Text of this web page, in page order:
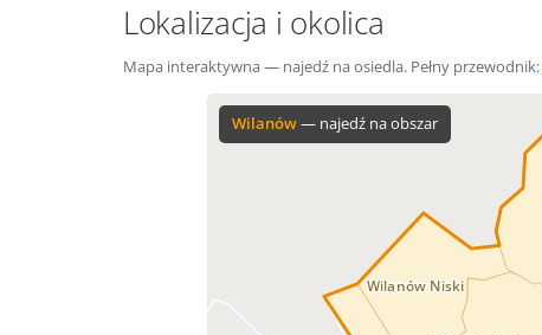
Lokalizacja i okolica
Mapa interaktywna — najedź na osiedla. Pełny przewodnik:
Wilanów Niski
Wilanów— najedź na obszar